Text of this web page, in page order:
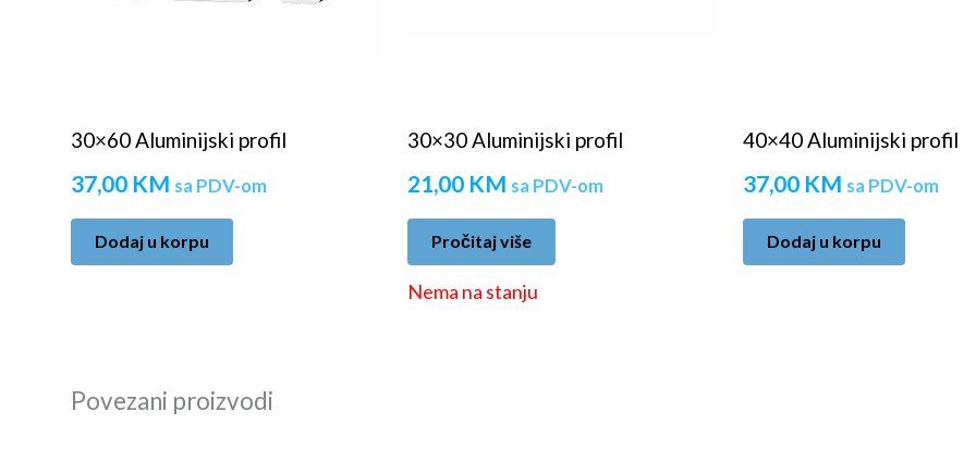
30×60 Aluminijski profil
37,00 KM sa PDV-om
Dodaj u korpu
30×30 Aluminijski profil
21,00 KM sa PDV-om
Pročitaj više
Nema na stanju
40×40 Aluminijski profil
37,00 KM sa PDV-om
Dodaj u korpu
Povezani proizvodi